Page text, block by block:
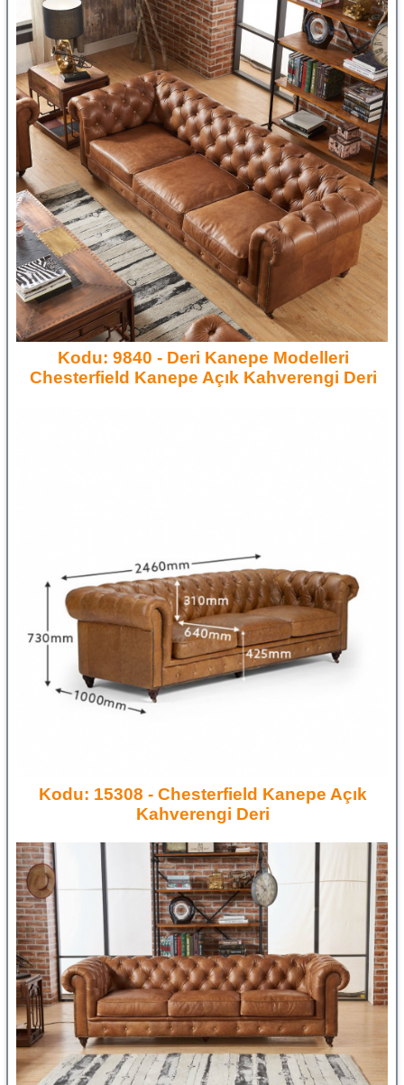
Kodu: 9840 - Deri Kanepe Modelleri
Chesterfield Kanepe Açık Kahverengi Deri
Kodu: 15308 - Chesterfield Kanepe Açık
Kahverengi Deri